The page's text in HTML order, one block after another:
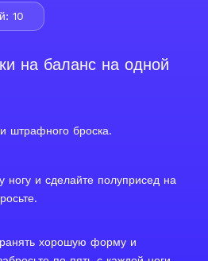
на баланс на одной
штрафного броска.
ногу и сделайте полуприсед на
хорошую форму и
10